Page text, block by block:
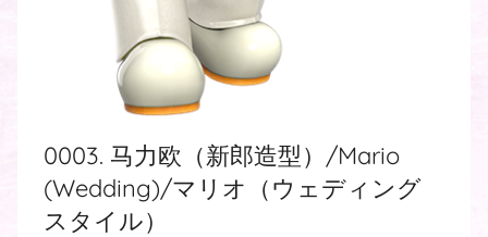
0003. 马力欧（新郎造型）/Mario
(Wedding)/マリオ（ウェディング
スタイル）